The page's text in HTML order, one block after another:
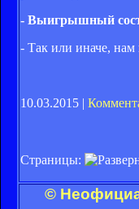
- Выигрышный
- Так или иначе, нам
10.03.2015 |
Страницы:
©